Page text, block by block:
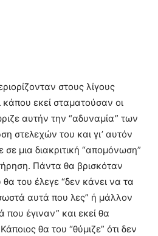
στους λίγους
εκεί σταματούσαν οι
αυτήν την “αδυναμία” των
στελεχών του και γι’ αυτόν
μια διακριτική “απομόνωση”
Πάντα θα βρισκόταν
του έλεγε “δεν κάνει να τα
αυτά που λες” ή μάλλον
έγιναν” και εκεί θα
θα του “θύμιζε” ότι δεν